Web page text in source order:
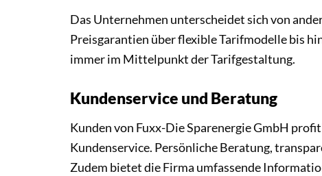
Das Unternehmen unterscheidet sich von
Preisgarantien über flexible Tarifmodelle bis
immer im Mittelpunkt der Tarifgestaltung.
Kundenservice und Beratung
Kunden von Fuxx-Die Sparenergie GmbH
Kundenservice. Persönliche Beratung,
Zudem bietet die Firma umfassende